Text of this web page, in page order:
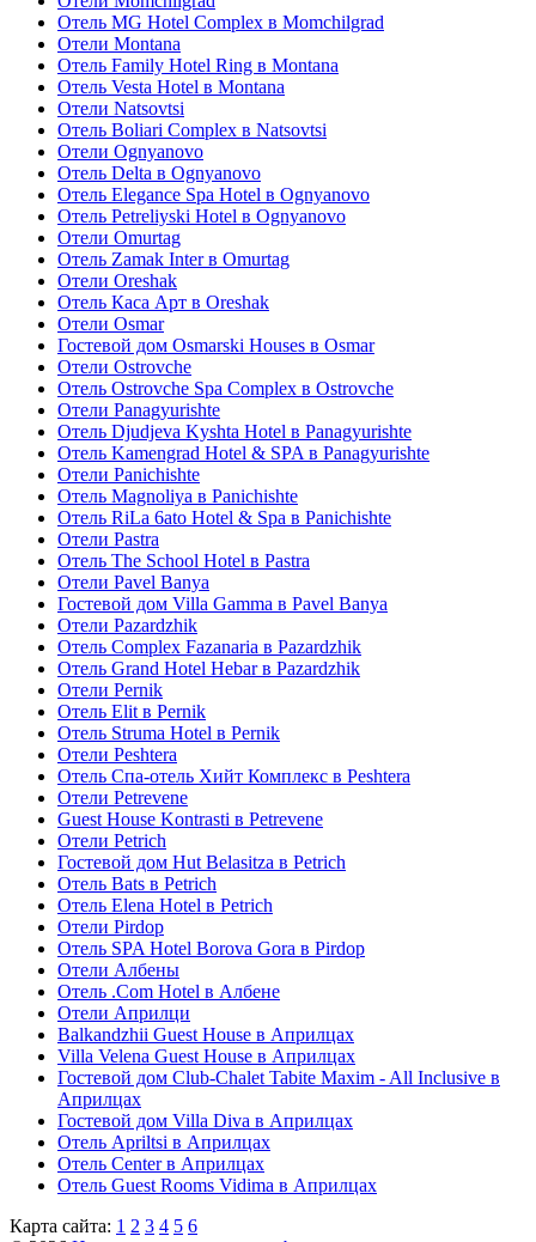
Отель MG Hotel Complex в Momchilgrad
Отели Montana
Отель Family Hotel Ring в Montana
Отель Vesta Hotel в Montana
Отели Natsovtsi
Отель Boliari Complex в Natsovtsi
Отели Ognyanovo
Отель Delta в Ognyanovo
Отель Elegance Spa Hotel в Ognyanovo
Отель Pеtreliyski Hotel в Ognyanovo
Отели Omurtag
Отель Zamak Inter в Omurtag
Отели Oreshak
Отель Каса Арт в Oreshak
Отели Osmar
Гостевой дом Osmarski Houses в Osmar
Отели Ostrovche
Отель Ostrovche Spa Complex в Ostrovche
Отели Panagyurishte
Отель Djudjeva Kyshta Hotel в Panagyurishte
Отель Kamengrad Hotel & SPA в Panagyurishte
Отели Panichishte
Отель Magnoliya в Panichishte
Отель RiLa 6ato Hotel & Spa в Panichishte
Отели Pastra
Отель The School Hotel в Pastra
Отели Pavel Banya
Гостевой дом Villa Gamma в Pavel Banya
Отели Pazardzhik
Отель Complex Fazanaria в Pazardzhik
Отель Grand Hotel Hebar в Pazardzhik
Отели Pernik
Отель Elit в Pernik
Отель Struma Hotel в Pernik
Отели Peshtera
Отель Спа-отель Хийт Комплекс в Peshtera
Отели Petrevene
Guest House Kontrasti в Petrevene
Отели Petrich
Гостевой дом Hut Belasitza в Petrich
Отель Bats в Petrich
Отель Elena Hotel в Petrich
Отели Pirdop
Отель SPA Hotel Borova Gora в Pirdop
Отели Албены
Отель .Com Hotel в Албене
Отели Априлци
Balkandzhii Guest House в Априлцах
Villa Velena Guest House в Априлцах
Гостевой дом Club-Chalet Tabite Maxim - All Inclusive в
Априлцах
Гостевой дом Villa Diva в Априлцах
Отель Apriltsi в Априлцах
Отель Center в Априлцах
Отель Guest Rooms Vidima в Априлцах
Карта сайта: 1 2 3 4 5 6